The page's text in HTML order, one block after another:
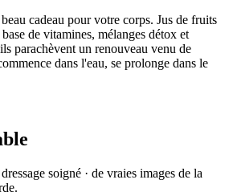
cadeau pour votre corps. Jus de fruits
de vitamines, mélanges détox et
parachèvent un renouveau venu de
dans l'eau, se prolonge dans le
soigné · de vraies images de la